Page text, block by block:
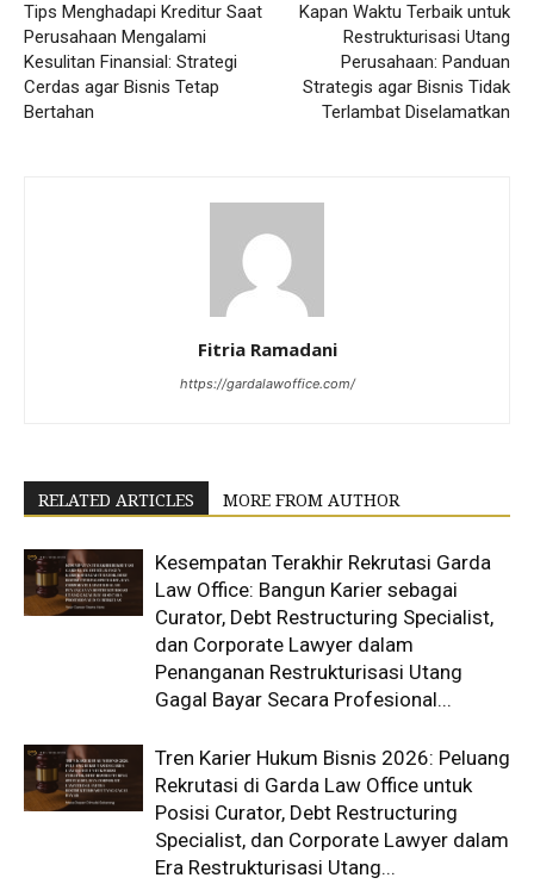
Tips Menghadapi Kreditur Saat
Perusahaan Mengalami
Kesulitan Finansial: Strategi
Cerdas agar Bisnis Tetap
Bertahan
Kapan Waktu Terbaik untuk
Restrukturisasi Utang
Perusahaan: Panduan
Strategis agar Bisnis Tidak
Terlambat Diselamatkan
Fitria Ramadani
https://gardalawoffice.com/
RELATED ARTICLES MORE FROM AUTHOR
Kesempatan Terakhir Rekrutasi Garda
Law Office: Bangun Karier sebagai
Curator, Debt Restructuring Specialist,
dan Corporate Lawyer dalam
Penanganan Restrukturisasi Utang
Gagal Bayar Secara Profesional...
Tren Karier Hukum Bisnis 2026: Peluang
Rekrutasi di Garda Law Office untuk
Posisi Curator, Debt Restructuring
Specialist, dan Corporate Lawyer dalam
Era Restrukturisasi Utang...